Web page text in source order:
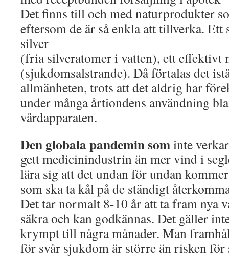
Det finns till och med naturprodukter
eftersom de är så enkla att tillverka.
silver
(fria silveratomer i vatten), ett effektivt
(sjukdomsalstrande). Då förtalas det
allmänheten, trots att det aldrig har
under många årtiondens användning
vårdapparaten.
Den globala pandemin sominte
gett medicinindustrin än mer vind i
lära sig att det undan för undan
som ska ta kål på de ständigt
Det tar normalt 8-10 år att ta fram nya
säkra och kan godkännas. Det gäller
krympt till några månader. Man
för svår sjukdom är större än risken